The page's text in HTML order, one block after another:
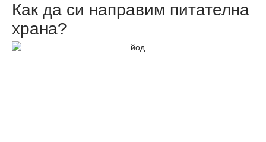
Как да си направим питателна
храна?